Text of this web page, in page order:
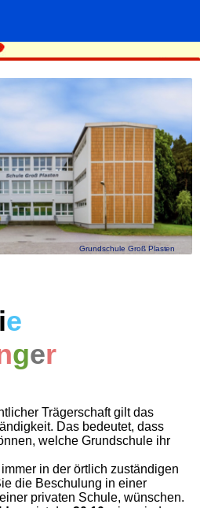
Grundschule Groß Plasten
ie
ger
Trägerschaft gilt das
Das bedeutet, dass
welche Grundschule ihr
in der örtlich zuständigen
die Beschulung in einer
privaten Schule, wünschen.